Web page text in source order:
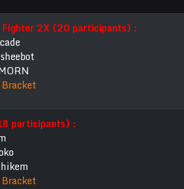
2X (20 participants) :
participants) :